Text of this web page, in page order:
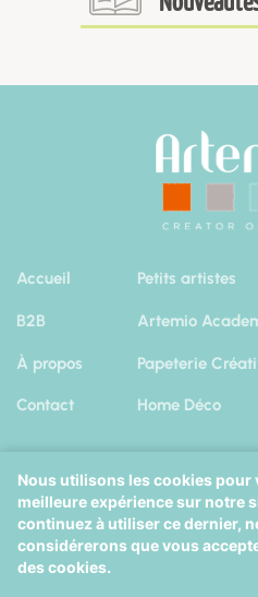
Accueil
B2B
À propos
Contact
Petits artistes
Artemio
Papeterie
Home Déco
Artemio 2019 |
Nous utilisons les cookies pour
meilleure expérience sur notre
continuez à utiliser ce dernier,
considérerons que vous
des cookies.